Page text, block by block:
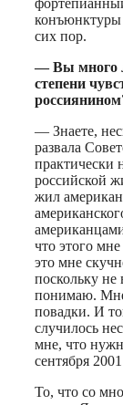
конъюнктуры
сих пор.
— Вы много
степени
— Знаете,
развала
практически
российской
жил
что этого
это мне
поскольку не
понимаю.
повадки. И
случилось
мне, что
сентября
То, что со